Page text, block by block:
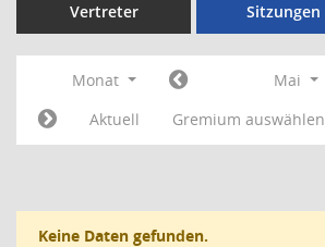
Vertreter Sitzungen
Monat Mai
Aktuell
Gremium auswählen
Keine Daten gefunden.